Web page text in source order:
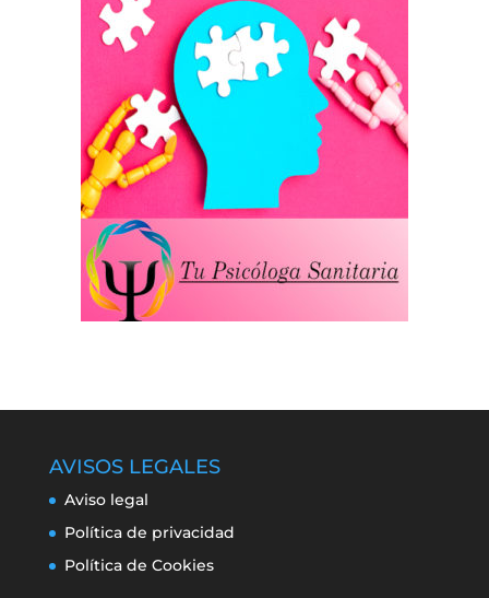
AVISOS LEGALES
Aviso legal
Política de privacidad
Política de Cookies